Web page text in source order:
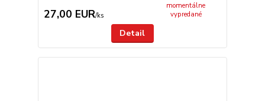
27,00 EUR/ks
momentálne
vypredané
Detail